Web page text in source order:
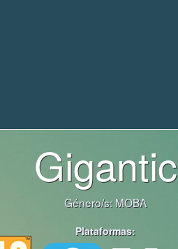
Gigantic
Género/s: MOBA
Plataformas: